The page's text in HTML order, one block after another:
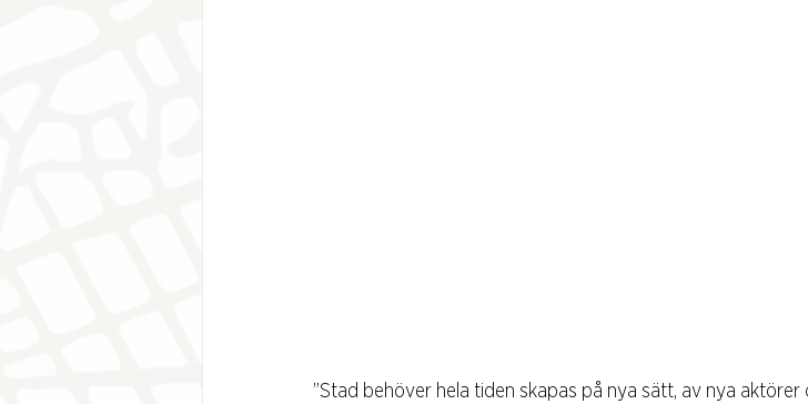
”Stad behöver hela tiden skapas på nya sätt, av nya